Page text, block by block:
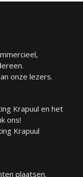
onze lezers.
Krapuul en het
ons!
Krapuul
plaatsen.